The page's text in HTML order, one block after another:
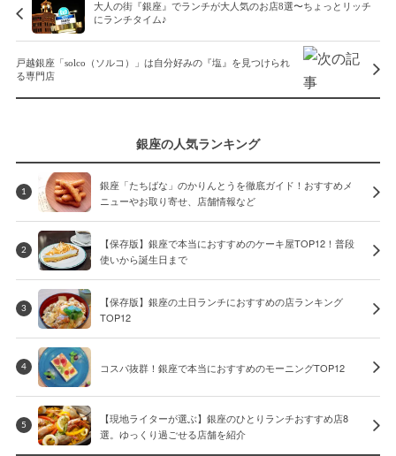
大人の街『銀座』でランチが大人気のお店8選〜ちょっとリッチ
にランチタイム♪
戸越銀座「solco（ソルコ）」は自分好みの『塩』を見つけられ
る専門店
銀座の人気ランキング
1
銀座「たちばな」のかりんとうを徹底ガイド！おすすめメ
ニューやお取り寄せ、店舗情報など
2
【保存版】銀座で本当におすすめのケーキ屋TOP12！普段
使いから誕生日まで
3
【保存版】銀座の土日ランチにおすすめの店ランキング
TOP12
4 コスパ抜群！銀座で本当におすすめのモーニングTOP12
5
【現地ライターが選ぶ】銀座のひとりランチおすすめ店8
選。ゆっくり過ごせる店舗を紹介